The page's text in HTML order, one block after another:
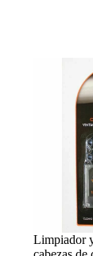
Limpiador